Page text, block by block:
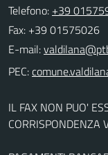
Telefono: +39
Fax: +39 01575026
E-mail:
PEC:
IL FAX NON PUO'
CORRISPONDENZA